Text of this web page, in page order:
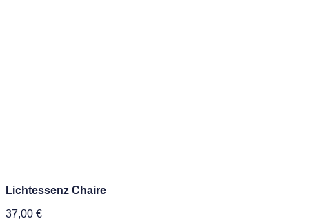
Lichtessenz Chaire
37,00 €